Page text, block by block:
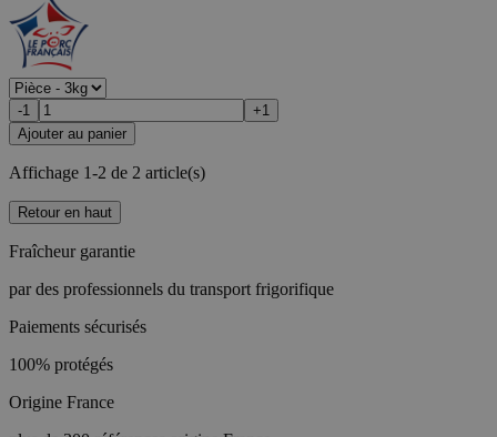
-1
+1
Ajouter au panier
Affichage 1-2 de 2 article(s)
Retour en haut
Fraîcheur garantie
par des professionnels du transport frigorifique
Paiements sécurisés
100% protégés
Origine France